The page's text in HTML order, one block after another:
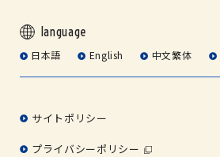
language
日本語 English 中文繁体
サイトポリシー
プライバシーポリシー